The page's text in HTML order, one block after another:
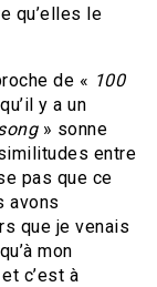
qu’elles le
de « 100
y a un
» sonne
entre
pas que ce
avons
que je venais
mon
c’est à